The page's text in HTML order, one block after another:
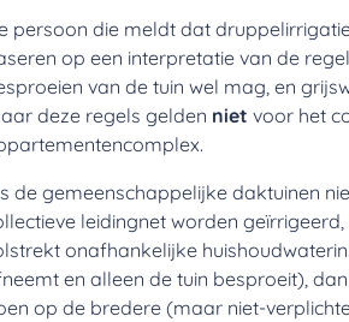
persoon die meldt dat
op een interpretatie van de
van de tuin wel mag, en
deze regels gelden niet voor het
de gemeenschappelijke daktuinen
leidingnet worden
onafhankelijke
en alleen de tuin besproeit),
op de bredere (maar niet-